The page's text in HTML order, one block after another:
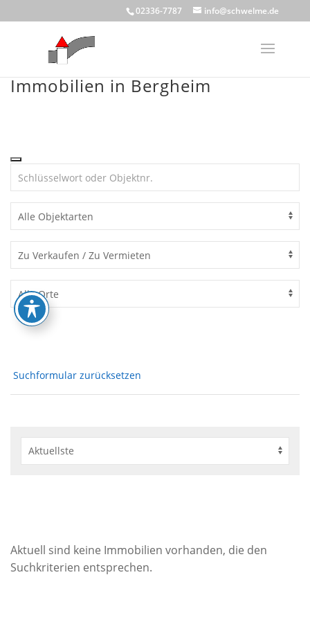
to
02336-7787 info@schwelme.de
Immobilien in Bergheim
Suchformular zurücksetzen
Aktuell sind keine Immobilien vorhanden, die den
Suchkriterien entsprechen.